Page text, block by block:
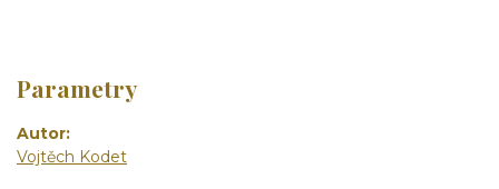
Parametry
Autor
Vojtěch Kodet